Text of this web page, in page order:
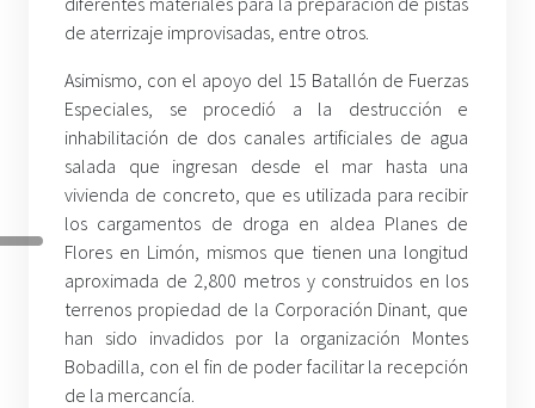
de aterrizaje improvisadas, entre otros.
Asimismo, con el apoyo del 15 Batallón de Fuerzas
Especiales, se procedió a la destrucción e
inhabilitación de dos canales artificiales de agua
salada que ingresan desde el mar hasta una
vivienda de concreto, que es utilizada para recibir
los cargamentos de droga en aldea Planes de
Flores en Limón, mismos que tienen una longitud
aproximada de 2,800 metros y construidos en los
terrenos propiedad de la Corporación Dinant, que
han sido invadidos por la organización Montes
Bobadilla, con el fin de poder facilitar la recepción
de la mercancía.